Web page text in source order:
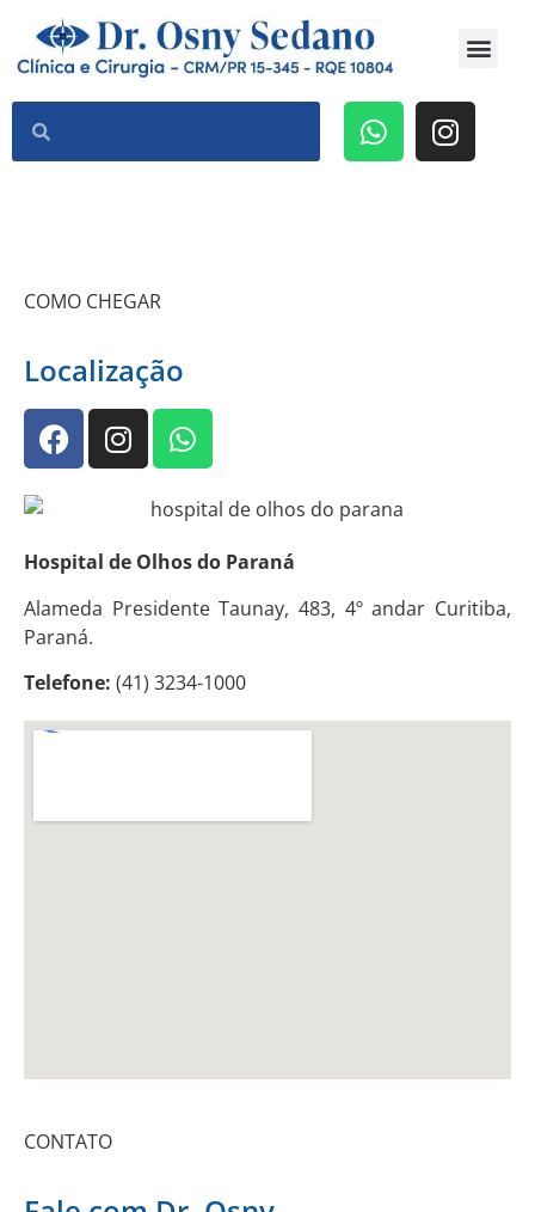
COMO CHEGAR
Localização
Hospital de Olhos do Paraná
Alameda Presidente Taunay, 483, 4º andar Curitiba,
Paraná.
Telefone: (41) 3234-1000
CONTATO